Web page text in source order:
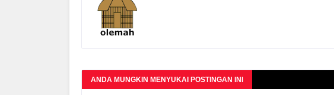
ANDA MUNGKIN MENYUKAI POSTINGAN INI